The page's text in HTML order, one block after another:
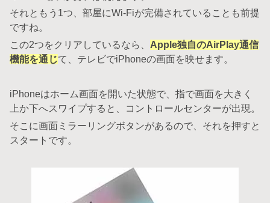
それともう1つ、部屋にWi-Fiが完備されていることも前提
ですね。
この2つをクリアしているなら、 Apple独自のAirPlay通信
機能を通じて、テレビでiPhoneの画面を映せます。
iPhoneはホーム画面を開いた状態で、指で画面を大きく
上か下へスワイプすると、コントロールセンターが出現。
そこに画面ミラーリングボタンがあるので、それを押すと
スタートです。